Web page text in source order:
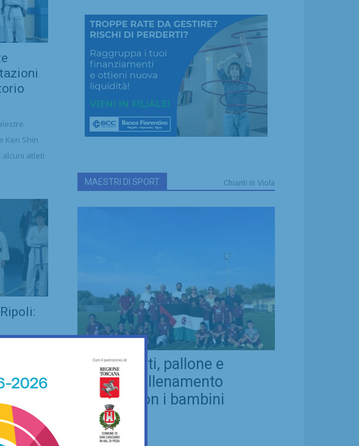
Ken Shin
alcuni atleti
parla
e, da
MAESTRI DI SPORT Chianti in Viola
Real Chianti, pallone e
bellezza: allenamento
insieme con i bambini
Saharawi
Calcio 21/07/2026